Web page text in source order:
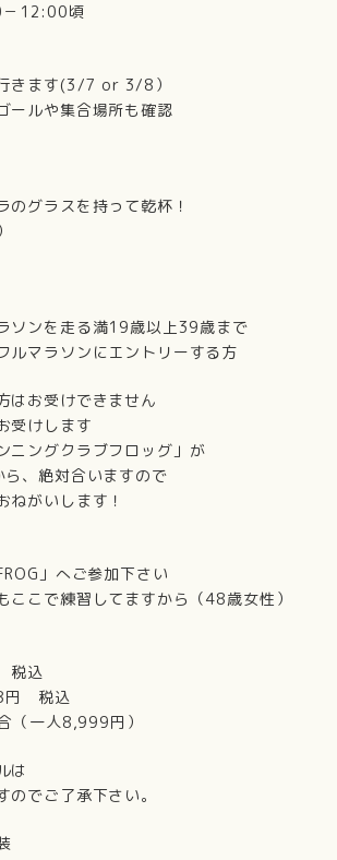
－12:00頃
きます(3/7 or 3/8）
ールや集合場所も確認
のグラスを持って乾杯！
ソンを走る満19歳以上39歳まで
ラソンにエントリーする方
はお受けできません
受けします
ニングクラブフロッグ」が
、絶対合いますので
ねがいします！
」へご参加下さい
ここで練習してますから（48歳女性）
込
円 税込
（一人8,999円）
は
でご了承下さい。